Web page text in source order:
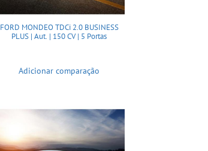
FORD MONDEO TDCi 2.0 BUSINESS
PLUS | Aut. | 150 CV | 5 Portas
Adicionar comparação